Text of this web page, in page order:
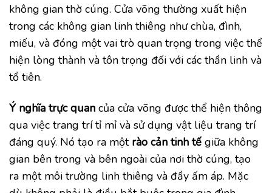
không gian thờ cúng. Cửa võng thường xuất hiện
trong các không gian linh thiêng như chùa, đình,
miếu, và đóng một vai trò quan trọng trong việc thể
hiện lòng thành và tôn trọng đối với các thần linh và
tổ tiên.
Ý nghĩa trực quan của cửa võng được thể hiện thông
qua việc trang trí tỉ mỉ và sử dụng vật liệu trang trí
đáng quý. Nó tạo ra một rào cản tinh tế giữa không
gian bên trong và bên ngoài của nơi thờ cúng, tạo
ra một môi trường linh thiêng và đầy ấm áp. Mặc